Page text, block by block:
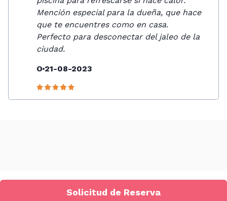
Mención especial para la dueña, que hace
que te encuentres como en casa.
Perfecto para desconectar del jaleo de la
ciudad.
O 21-08-2023
Solicitud de Reserva